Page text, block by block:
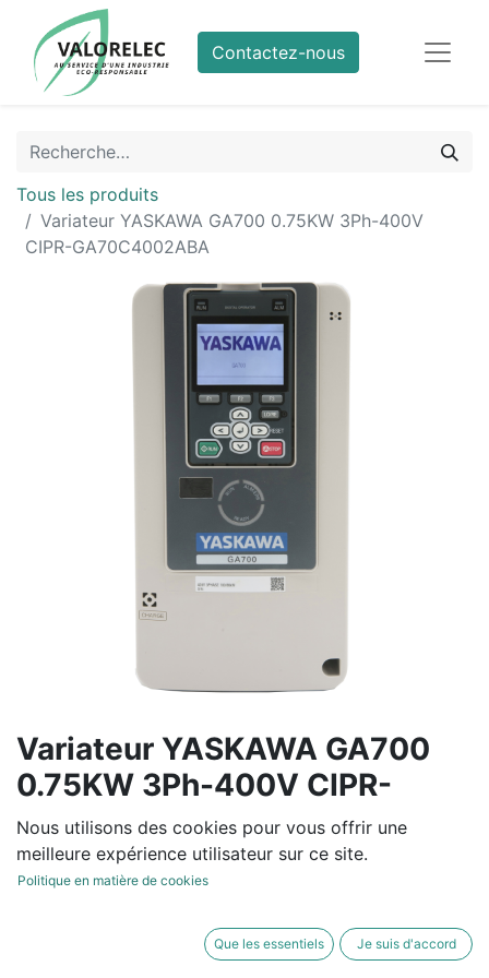
Contactez-nous
Tous les produits
Variateur YASKAWA GA700 0.75KW 3Ph-400V
CIPR-GA70C4002ABA
Variateur YASKAWA GA700
0.75KW 3Ph-400V CIPR-
GA70C4002ABA
Variateur de fréquence tension entrée de 380V à 480V
-15/+10% 50/60Hz +/-5%
Normal Duty : 2.1 A / 0.75 KW - Heavy Duty: 1.8 A /
Nous utilisons des cookies pour vous offrir une
meilleure expérience utilisateur sur ce site.
Politique en matière de cookies
Que les essentiels Je suis d'accord